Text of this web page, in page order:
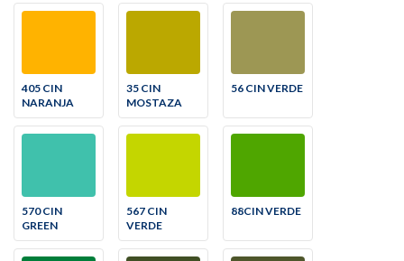
405 CIN
NARANJA
35 CIN
MOSTAZA
56 CIN VERDE
570 CIN
GREEN
567 CIN
VERDE
88CIN VERDE